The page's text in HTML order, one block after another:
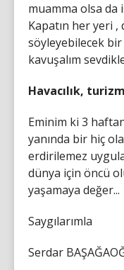
muamma olsa da
Kapatın her yeri
söyleyebilecek
kavuşalım
Havacılık,
Eminim ki 3
yanında bir hiç
erdirilemez
dünya için öncü
yaşamaya değer...
Saygılarımla
Serdar